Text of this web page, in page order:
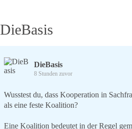
DieBasis
DieBasis
8 Stunden zuvor
Wusstest du, dass Kooperation in
als eine feste Koalition?
Eine Koalition bedeutet in der Regel